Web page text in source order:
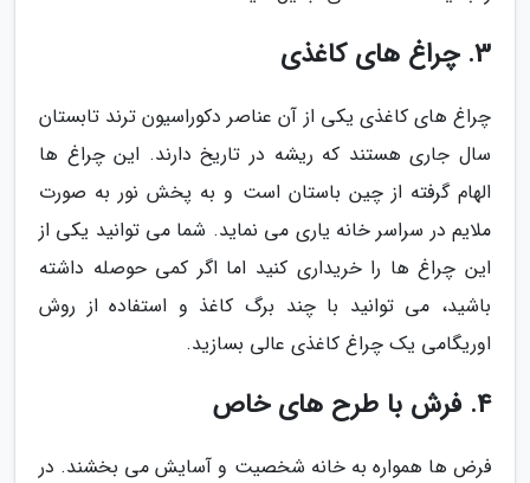
3. چراغ های کاغذی
چراغ های کاغذی یکی از آن عناصر دکوراسیون ترند تابستان
سال جاری هستند که ریشه در تاریخ دارند. این چراغ ها
الهام گرفته از چین باستان است و به پخش نور به صورت
ملایم در سراسر خانه یاری می نماید. شما می توانید یکی از
این چراغ ها را خریداری کنید اما اگر کمی حوصله داشته
باشید، می توانید با چند برگ کاغذ و استفاده از روش
اوریگامی یک چراغ کاغذی عالی بسازید.
4. فرش با طرح های خاص
فرض ها همواره به خانه شخصیت و آسایش می بخشند. در